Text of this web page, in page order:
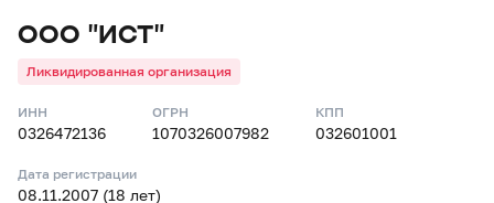
ООО "ИСТ"
Ликвидированная организация
ИНН
0326472136
ОГРН
1070326007982
КПП
032601001
Дата регистрации
08.11.2007 (18 лет)